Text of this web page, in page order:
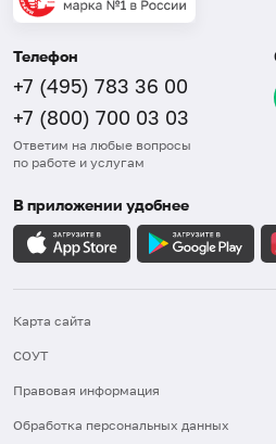
Телефон
+7 (495) 783 36 00
+7 (800) 700 03 03
Ответим на любые вопросы
по работе и услугам
В приложении удобнее
Карта сайта
СОУТ
Правовая информация
Обработка персональных данных